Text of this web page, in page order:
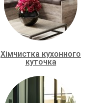
Хімчистка кухонного
куточка